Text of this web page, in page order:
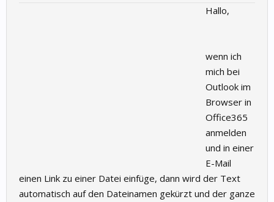
Hallo,
wenn ich
mich bei
Outlook im
Browser in
Office365
anmelden
und in einer
E-Mail
einen Link zu einer Datei einfüge, dann wird der Text
automatisch auf den Dateinamen gekürzt und der ganze